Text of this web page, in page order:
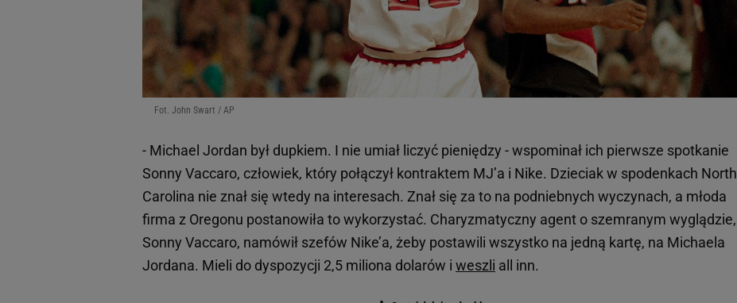
Fot. John Swart / AP
- Michael Jordan był dupkiem. I nie umiał liczyć pieniędzy - wspominał ich pierwsze spotkanie
Sonny Vaccaro, człowiek, który połączył kontraktem MJ’a i Nike. Dzieciak w spodenkach North
Carolina nie znał się wtedy na interesach. Znał się za to na podniebnych wyczynach, a młoda
firma z Oregonu postanowiła to wykorzystać. Charyzmatyczny agent o szemranym wyglądzie,
Sonny Vaccaro, namówił szefów Nike’a, żeby postawili wszystko na jedną kartę, na Michaela
Jordana. Mieli do dyspozycji 2,5 miliona dolarów i weszli all inn.